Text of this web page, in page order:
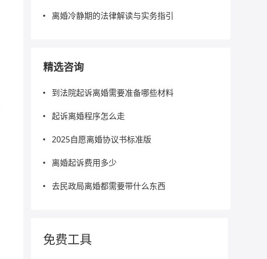
离婚冷静期的法律解读与实务指引
精选咨询
到法院起诉离婚需要准备哪些材料
起诉离婚程序怎么走
2025自愿离婚协议书标准版
离婚起诉费用多少
去民政局离婚都需要带什么东西
免费工具